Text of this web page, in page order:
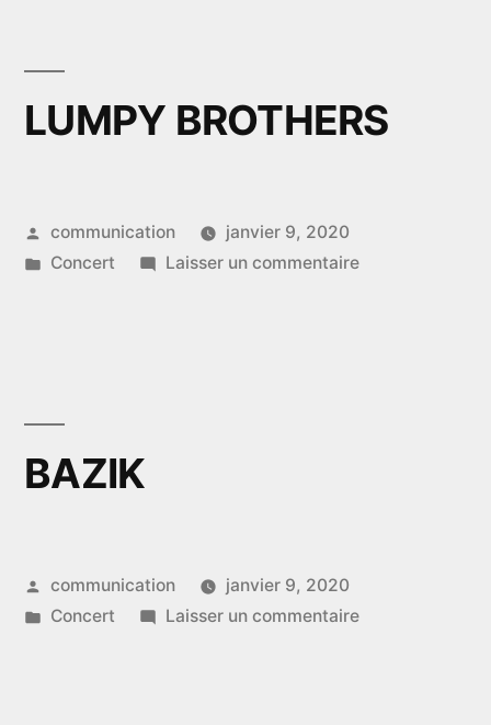
LUMPY BROTHERS
Publié
par
communication
janvier 9, 2020
Publié
Concert Laisser un commentairesur
BAZIK
Publié
par
communication
janvier 9, 2020
Publié
Concert Laisser un commentairesur